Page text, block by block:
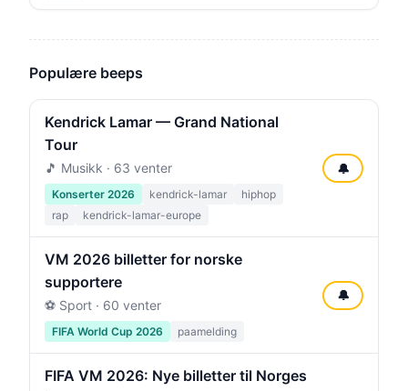
Populære beeps
Kendrick Lamar — Grand National
Tour
🎵 Musikk · 63 venter
Konserter 2026 kendrick-lamar
hiphop
rap
kendrick-lamar-europe
🔔
VM 2026 billetter for norske
supportere
⚽ Sport · 60 venter
FIFA World Cup 2026 paamelding
🔔
FIFA VM 2026: Nye billetter til Norges